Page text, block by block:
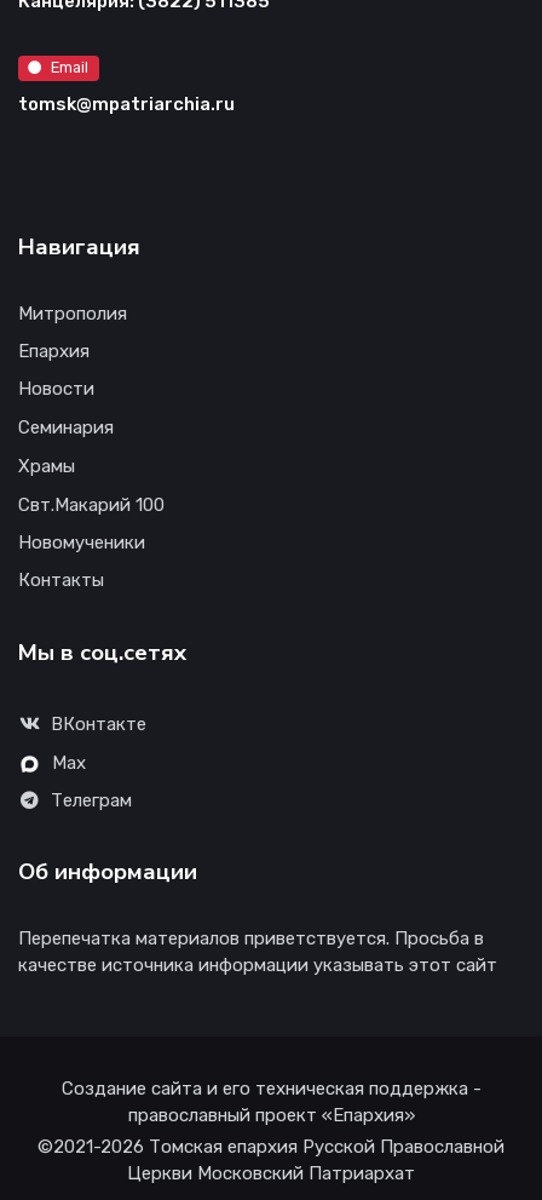
Email
tomsk@mpatriarchia.ru
Навигация
Митрополия
Епархия
Новости
Семинария
Храмы
Свт.Макарий 100
Новомученики
Контакты
Мы в соц.сетях
ВКонтакте
Max
Телеграм
Об информации
Перепечатка материалов приветствуется. Просьба в
качестве источника информации указывать этот сайт
Создание сайта и его техническая поддержка -
православный проект «Епархия»
©2021-2026 Томская епархия Русской Православной
Церкви Московский Патриархат